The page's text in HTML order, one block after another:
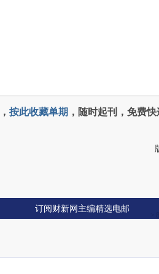
， 按此收藏单期 ，随时起刊，免费
订阅财新网主编精选电邮